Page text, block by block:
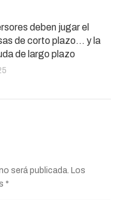
deben jugar el
de corto plazo… y la
de largo plazo
será publicada. Los
*